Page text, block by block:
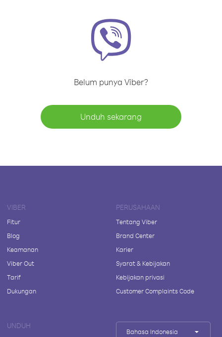
Belum punya Viber?
Unduh sekarang
VIBER
Fitur
Blog
Keamanan
Viber Out
Tarif
Dukungan
PERUSAHAAN
Tentang Viber
Brand Center
Karier
Syarat & Kebijakan
Kebijakan privasi
Customer Complaints Code
UNDUH
Bahasa Indonesia